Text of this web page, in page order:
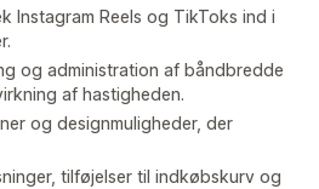
Instagram Reels og TikToks ind i
og administration af båndbredde
af hastigheden.
og designmuligheder, der
tilføjelser til indkøbskurv og